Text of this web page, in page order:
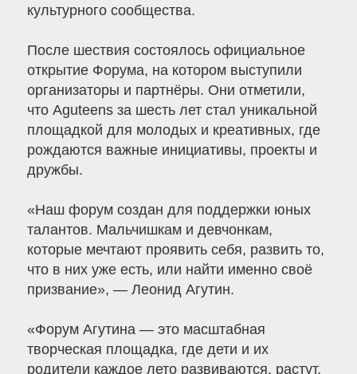
культурного сообщества.
После шествия состоялось официальное
открытие Форума, на котором выступили
организаторы и партнёры. Они отметили,
что Aguteens за шесть лет стал уникальной
площадкой для молодых и креативных, где
рождаются важные инициативы, проекты и
дружбы.
«Наш форум создан для поддержки юных
талантов. Мальчишкам и девчонкам,
которые мечтают проявить себя, развить то,
что в них уже есть, или найти именно своё
призвание», — Леонид Агутин.
«Форум Агутина — это масштабная
творческая площадка, где дети и их
родители каждое лето развиваются, растут,